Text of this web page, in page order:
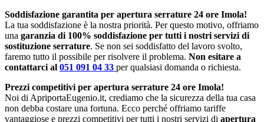
Soddisfazione garantita per apertura serrature 24 ore Imola!
La tua soddisfazione è la nostra priorità. Per questo motivo, offriamo
una garanzia di 100% soddisfazione per tutti i nostri servizi di
sostituzione serrature. Se non sei soddisfatto del lavoro svolto,
faremo tutto il possibile per risolvere il problema. Non esitare a
contattarci al 051 091 04 33 per qualsiasi domanda o richiesta.
Prezzi competitivi per apertura serrature 24 ore Imola!
Noi di ApriportaEugenio.it, crediamo che la sicurezza della tua casa
non debba costare una fortuna. Ecco perché offriamo tariffe
vantaggiose e prezzi competitivi per tutti i nostri servizi di apertura